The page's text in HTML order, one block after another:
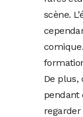
scène.
De plus,
pendant
regarder